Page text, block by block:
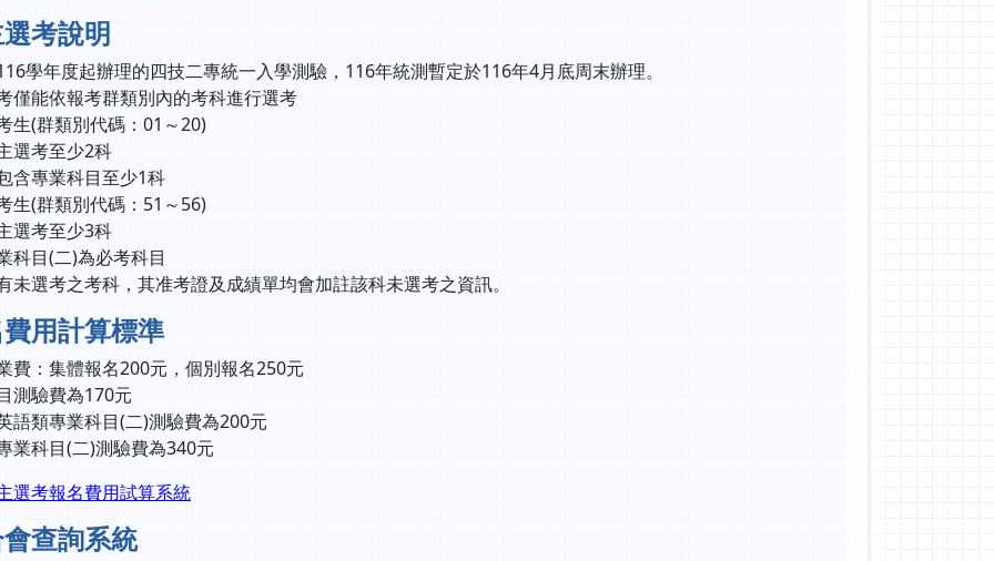
考說明
學年度起辦理的四技二專統一入學測驗 ，116年統測暫定於116年4月底周末辦理。
僅能依報考群類別內的考科進行選考
生(群類別代碼：01～20)
選考至少2科
含專業科目至少1科
生(群類別代碼：51～56)
選考至少3科
科目(二)為必考科目
未選考之考科，其准考證及成績單均會加註該科未選考之資訊。
用計算標準
費：集體報名200元，個別報名250元
測驗費為170元
語類專業科目(二)測驗費為200元
業科目(二)測驗費為340元
選考報名費用試算系統
查詢系統